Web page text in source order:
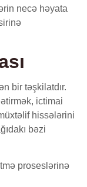
necə həyata
bir təşkilatdır.
ictimai
hissələrini
bəzi
proseslərinə